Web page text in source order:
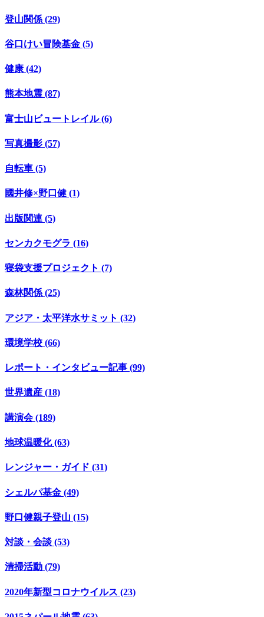
登山関係 (29)
谷口けい冒険基金 (5)
健康 (42)
熊本地震 (87)
富士山ビュートレイル (6)
写真撮影 (57)
自転車 (5)
國井修×野口健 (1)
出版関連 (5)
センカクモグラ (16)
寝袋支援プロジェクト (7)
森林関係 (25)
アジア・太平洋水サミット (32)
環境学校 (66)
レポート・インタビュー記事 (99)
世界遺産 (18)
講演会 (189)
地球温暖化 (63)
レンジャー・ガイド (31)
シェルパ基金 (49)
野口健親子登山 (15)
対談・会談 (53)
清掃活動 (79)
2020年新型コロナウイルス (23)